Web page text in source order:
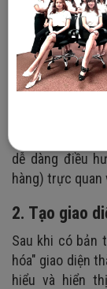
các thành
dùng công cụ
- Mockup/
kế có màu
có thể tạo các
- Thiết kế trải
dễ dàng điều
hàng) trực
2. Tạo giao
Sau khi có bản
hóa" giao diện
hiểu và hiển